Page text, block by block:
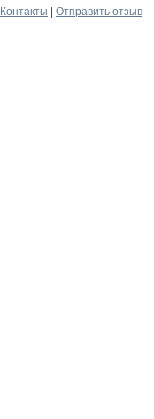
Контакты
Отправить отзыв